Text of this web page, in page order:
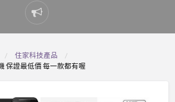
Report
problem
住家科技產品
保證最低價 每一款都有喔